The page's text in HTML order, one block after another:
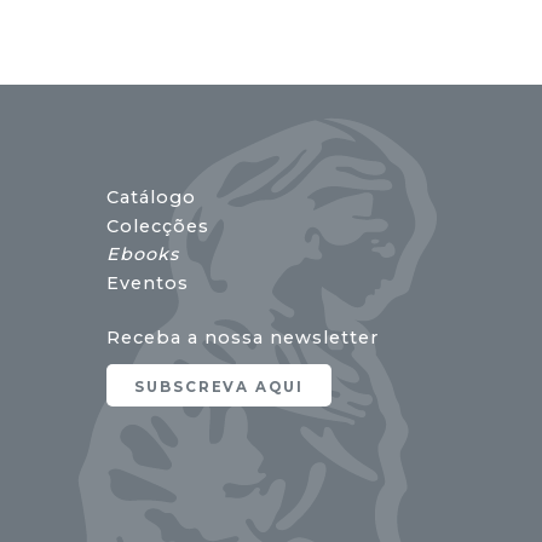
Catálogo
Colecções
Ebooks
Eventos
Receba a nossa newsletter
SUBSCREVA AQUI